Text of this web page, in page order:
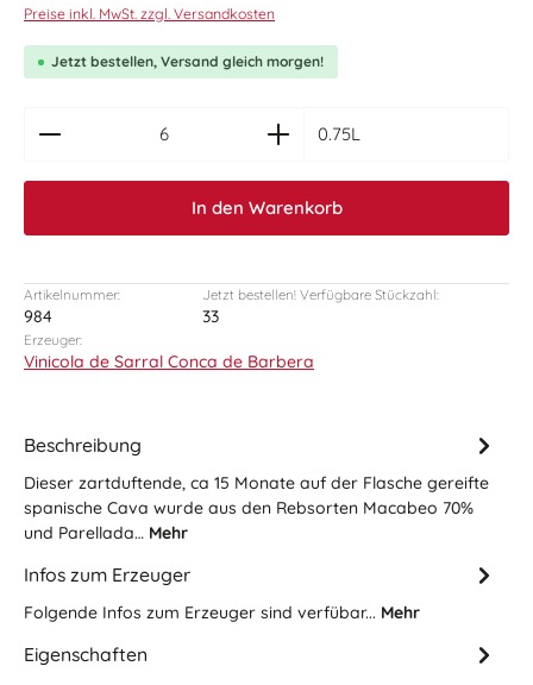
Preise inkl. MwSt. zzgl. Versandkosten
Jetzt bestellen, Versand gleich morgen!
0.75L
In den Warenkorb
Artikelnummer:
984
Jetzt bestellen! Verfügbare Stückzahl:
33
Erzeuger:
Vinicola de Sarral Conca de Barbera
Beschreibung
Dieser zartduftende, ca 15 Monate auf der Flasche gereifte
spanische Cava wurde aus den Rebsorten Macabeo 70%
und Parellada… Mehr
Infos zum Erzeuger
Folgende Infos zum Erzeuger sind verfübar... Mehr
Eigenschaften